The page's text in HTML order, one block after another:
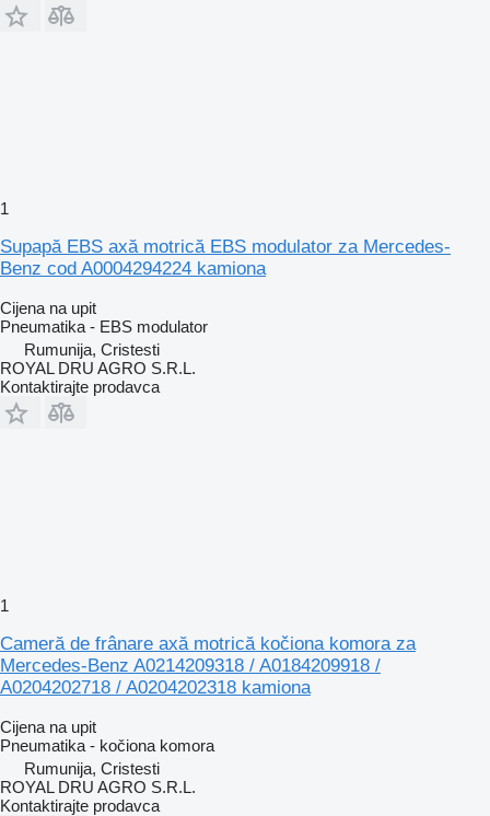
1
Supapă EBS axă motrică EBS modulator za Mercedes-
Benz cod A0004294224 kamiona
Cijena na upit
Pneumatika - EBS modulator
Rumunija, Cristesti
ROYAL DRU AGRO S.R.L.
Kontaktirajte prodavca
1
Cameră de frânare axă motrică kočiona komora za
Mercedes-Benz A0214209318 / A0184209918 /
A0204202718 / A0204202318 kamiona
Cijena na upit
Pneumatika - kočiona komora
Rumunija, Cristesti
ROYAL DRU AGRO S.R.L.
Kontaktirajte prodavca